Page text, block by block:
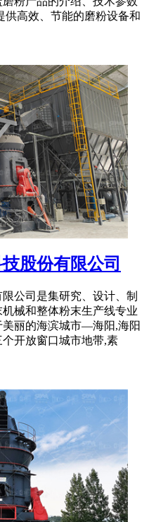
供高效、节能的磨粉设备和
股份有限公司
公司是集研究、设计、制
械和整体粉末生产线专业
丽的海滨城市—海阳,海阳
开放窗口城市地带,素